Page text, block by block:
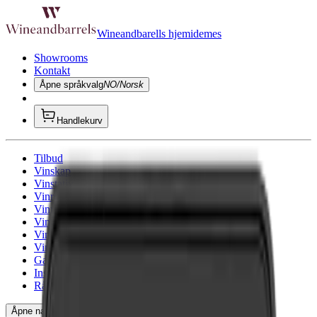
Wineandbarells hjemidemes
Showrooms
Kontakt
Åpne språkvalgNO/Norsk
Handlekurv
Tilbud
Vinskap
Vinstativ
Vinrom
Vinmøbler
Vintønner
Vinglass
Vintilbehør
Gavetips
Inspirasjon
Rådgivning
Åpne navigasjonen